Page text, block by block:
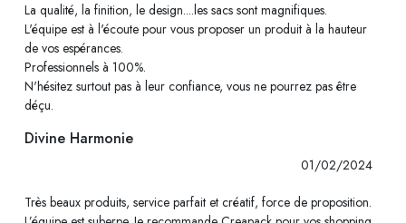
La qualité, la finition, le design....les sacs sont magnifiques.
L'équipe est à l'écoute pour vous proposer un produit à la hauteur
de vos espérances.
Professionnels à 100%.
N'hésitez surtout pas à leur confiance, vous ne pourrez pas être
déçu.
Divine Harmonie
01/02/2024
Très beaux produits, service parfait et créatif, force de proposition.